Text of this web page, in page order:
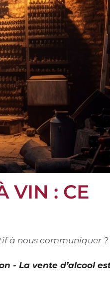
VIN : CE
à nous communiquer ?
- La vente d’alcool